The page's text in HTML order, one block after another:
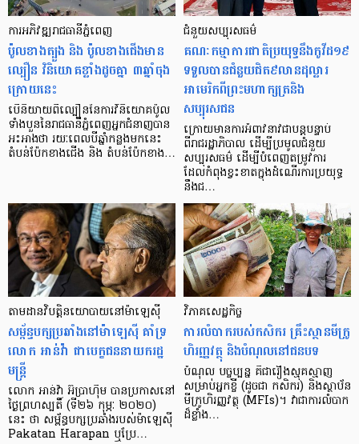
ការអភិវឌ្ឍ​រាជធានីភ្នំពេញ
ប៉ូលខាងត្បួង និង ប៉ូលខាងជើងមាន
ល្បឿន វិនិយោគខ្លាំងដូចគ្នា ៣ឆ្នាំចុង
ក្រោយនេះ
បើនិយាយពីល្បឿននៃការវិនិយោគប៉ូល
ទាំងបួននៃរាជធានីភ្នំពេញអ្នកជំនាញបាន
អះអាងថា រយៈពេលបីឆ្នាំកន្លងមកនេះ
តំបន់ប៉ែកខាងជើង និង តំបន់ប៉ែកខាង…
ជំនួយសប្បុរសធម៌
គណៈកម្មាការជាតិប្រយុទ្ធនឹងកូវីដ១៩
ទទួលបានជំនួយជិត៩លានដុល្លារ
អាមេរិកពីព្រះមហាក្សត្រនិង
សប្បុរសជន
ក្រោយមានការអំពាវនាវជាបន្តបន្ទាប់
ពីរាជរដ្ឋាភិបាល ដើម្បីប្រមូលជំនួយ
សប្បុរសធម៌ ដើម្បីបំពេញតម្រូវការ
ដែលកំពុងខ្វះខាតក្នុងដំណើរការប្រយុទ្ធ
នឹងជ…
តាមដានវិបត្តិ​នយោបាយ​នៅម៉ាឡេស៊ី
សម្ព័ន្ធ​បក្ស​ប្រឆាំង​នៅ​ម៉ាឡេស៊ី គាំទ្រ​
លោក អាន់វ៉ា ជាបេក្ខជន​នាយករដ្ឋ
មន្ត្រី
លោក អាន់វ៉ា អ៊ីប្រាហ៊ីម បានប្រកាស​នៅ
ថ្ងៃព្រហស្បតិ៍ (ទី២៦ កុម្ភៈ ២០២០)
នេះ ថា សម្ព័ន្ធ​បក្ស​ប្រឆាំង​របស់​ម៉ាឡេស៊ី
Pakatan Harapan ឬ​ប្រែ…
វិភាគ​សេដ្ឋកិច្ច
ការ​លំបាក​របស់​កសិករ គ្រឹះស្ថាន​មីក្រូ​
ហិរញ្ញ​វត្ថុ និង​បំណុល​នៅ​ជនបទ
បំណុល​ បច្ចុប្បន្ន គឺ​ជា​រឿង​ស្មុគស្មាញ​
សម្រាប់​អ្នក​ខ្ចី (ដូចជា កសិករ) និង​ស្ថាប័ន​
មីក្រូ​ហិរញ្ញវត្ថុ (MFIs)។ វា​ជា​ការ​លំបាក​
ដ៏​ខ្លាំង​…